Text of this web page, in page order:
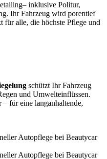
inklusive Politur,
Ihr Fahrzeug wird porentief
alle, die höchste Pflege und
schützt Ihr Fahrzeug
und Umwelteinflüssen.
für eine langanhaltende,